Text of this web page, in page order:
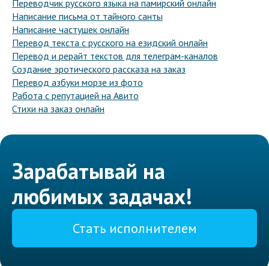
Переводчик русского языка на памирский онлайн
Написание письма от тайного санты
Написание частушек онлайн
Перевод текста с русского на езидский онлайн
Перевод и рерайт текстов для телеграм-каналов
Создание эротического рассказа на заказ
Перевод азбуки морзе из фото
Работа с репутацией на Авито
Стихи на заказ онлайн
Зарабатывай на
любимых задачах!
Стать исполнителем